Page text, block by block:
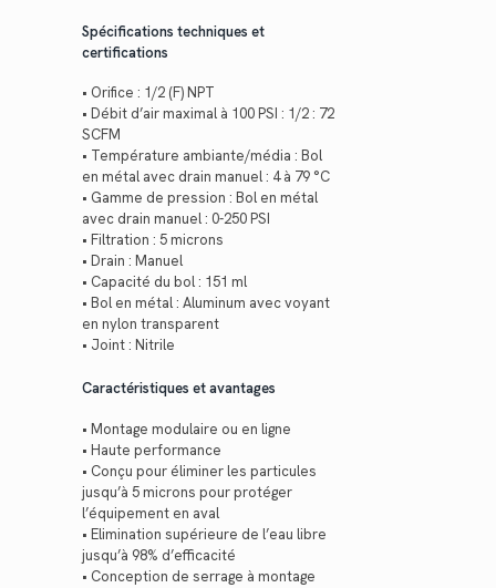
Spécifications techniques et
certifications
• Orifice : 1/2 (F) NPT
• Débit d’air maximal à 100 PSI : 1/2 : 72
SCFM
• Température ambiante/média : Bol
en métal avec drain manuel : 4 à 79 °C
• Gamme de pression : Bol en métal
avec drain manuel : 0-250 PSI
• Filtration : 5 microns
• Drain : Manuel
• Capacité du bol : 151 ml
• Bol en métal : Aluminum avec voyant
en nylon transparent
• Joint : Nitrile
Caractéristiques et avantages
• Montage modulaire ou en ligne
• Haute performance
• Conçu pour éliminer les particules
jusqu’à 5 microns pour protéger
l’équipement en aval
• Elimination supérieure de l’eau libre
jusqu’à 98% d’efficacité
• Conception de serrage à montage